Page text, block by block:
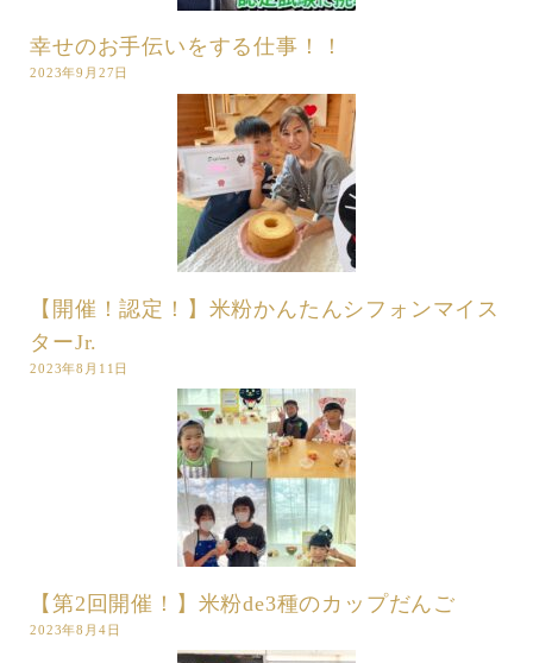
幸せのお手伝いをする仕事！！
2023年9月27日
【開催！認定！】米粉かんたんシフォンマイス
ターJr.
2023年8月11日
【第2回開催！】米粉de3種のカップだんご
2023年8月4日